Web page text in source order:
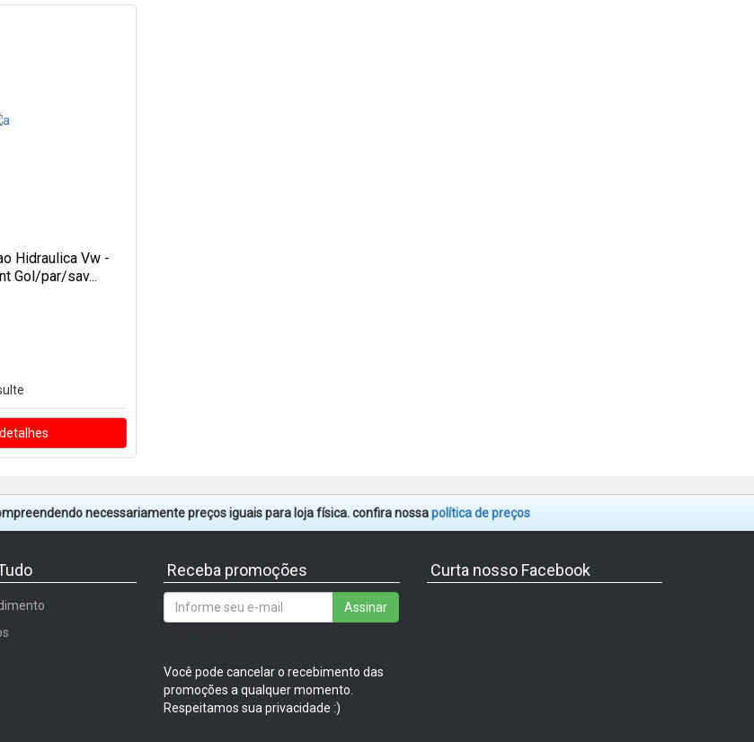
Hidraulica Vw -
Gol/par/sav...
necessariamente preços iguais para loja física. confira nossapolítica de preços
Receba promoções
Assinar
Você pode cancelar o recebimento das
promoções a qualquer momento.
Respeitamos sua privacidade :)
Curta nosso Facebook